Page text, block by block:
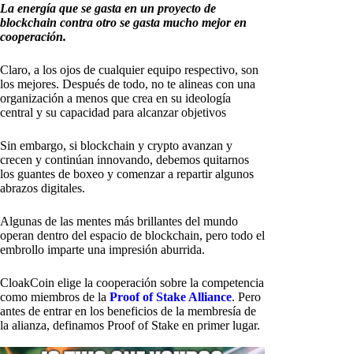
La energía que se gasta en un proyecto de
blockchain contra otro se gasta mucho mejor en
cooperación.
Claro, a los ojos de cualquier equipo respectivo, son
los mejores. Después de todo, no te alineas con una
organización a menos que crea en su ideología
central y su capacidad para alcanzar objetivos
Sin embargo, si blockchain y crypto avanzan y
crecen y continúan innovando, debemos quitarnos
los guantes de boxeo y comenzar a repartir algunos
abrazos digitales.
Algunas de las mentes más brillantes del mundo
operan dentro del espacio de blockchain, pero todo el
embrollo imparte una impresión aburrida.
CloakCoin elige la cooperación sobre la competencia
como miembros de la Proof of Stake Alliance. Pero
antes de entrar en los beneficios de la membresía de
la alianza, definamos Proof of Stake en primer lugar.